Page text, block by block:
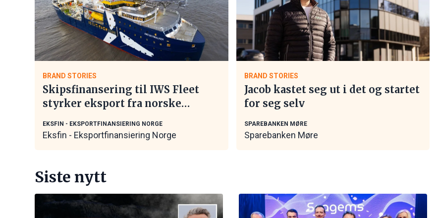
BRAND STORIES
Skipsfinansering til IWS Fleet
styrker eksport fra norske
EKSFIN - EKSPORTFINANSIERING NORGE
Eksfin - Eksportfinansiering Norge
BRAND STORIES
Jacob kastet seg ut i det og startet
for seg selv
SPAREBANKEN MØRE
Sparebanken Møre
Siste nytt